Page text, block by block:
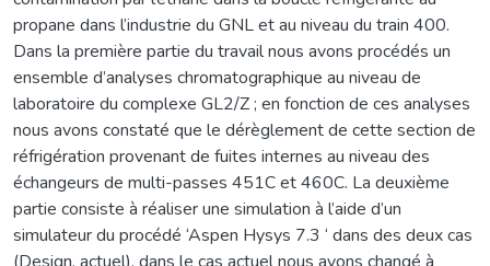
propane dans l’industrie du GNL et au niveau du train 400.
Dans la première partie du travail nous avons procédés un
ensemble d’analyses chromatographique au niveau de
laboratoire du complexe GL2/Z ; en fonction de ces analyses
nous avons constaté que le dérèglement de cette section de
réfrigération provenant de fuites internes au niveau des
échangeurs de multi-passes 451C et 460C. La deuxième
partie consiste à réaliser une simulation à l’aide d’un
simulateur du procédé ‘Aspen Hysys 7.3 ‘ dans des deux cas